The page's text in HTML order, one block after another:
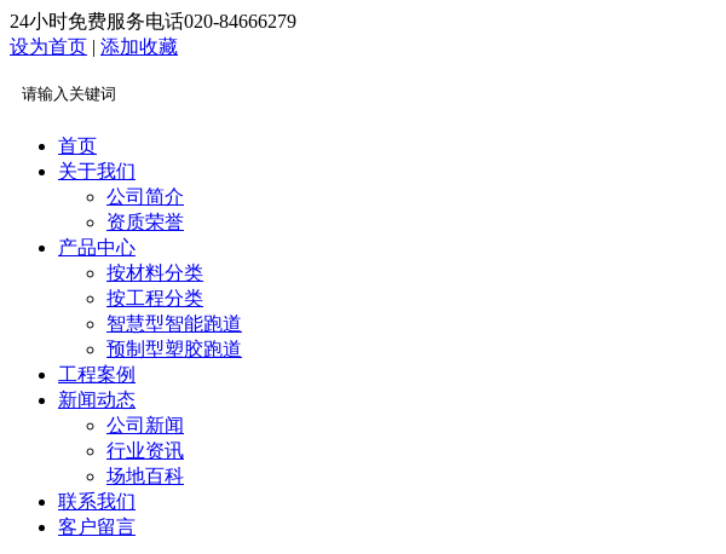
24小时免费服务电话020-84666279
设为首页 | 添加收藏
首页
关于我们
公司简介
资质荣誉
产品中心
按材料分类
按工程分类
智慧型智能跑道
预制型塑胶跑道
工程案例
新闻动态
公司新闻
行业资讯
场地百科
联系我们
客户留言